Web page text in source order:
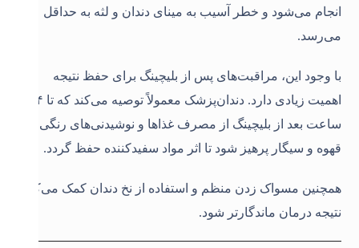
انجام می‌شود و خطر آسیب به مینای دندان و لثه به حداقل
می‌رسد.
با وجود این، مراقبت‌های پس از بلیچینگ برای حفظ نتیجه
اهمیت زیادی دارد. دندان‌پزشک معمولاً توصیه می‌کند که تا ۲۴
ساعت بعد از بلیچینگ از مصرف غذاها و نوشیدنی‌های رنگی،
قهوه و سیگار پرهیز شود تا اثر مواد سفیدکننده حفظ گردد.
همچنین مسواک زدن منظم و استفاده از نخ دندان کمک می‌کند
نتیجه درمان ماندگارتر شود.